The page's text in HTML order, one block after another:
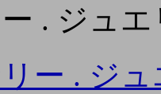
. ジュエ
ー . ジ